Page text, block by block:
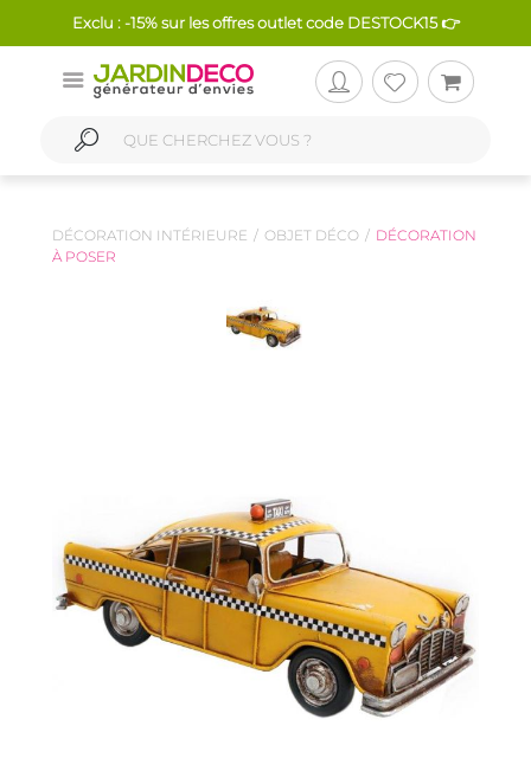
Exclu : -15% sur les offres outlet code DESTOCK15 👉
DÉCORATION INTÉRIEURE OBJET DÉCO
DÉCORATION
À POSER